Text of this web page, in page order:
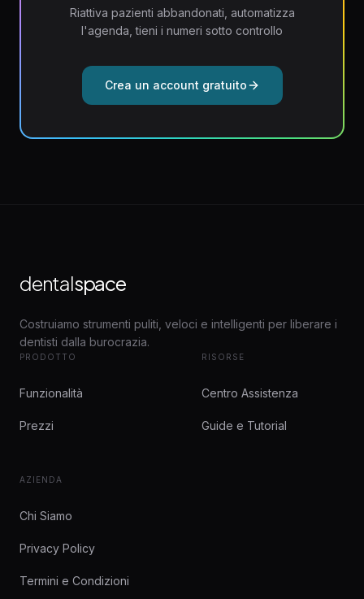
Riattiva pazienti abbandonati, automatizza
l'agenda, tieni i numeri sotto controllo
Crea un account gratuito
dentalspace
Costruiamo strumenti puliti, veloci e intelligenti per liberare i
dentisti dalla burocrazia.
PRODOTTO
Funzionalità
Prezzi
RISORSE
Centro Assistenza
Guide e Tutorial
AZIENDA
Chi Siamo
Privacy Policy
Termini e Condizioni